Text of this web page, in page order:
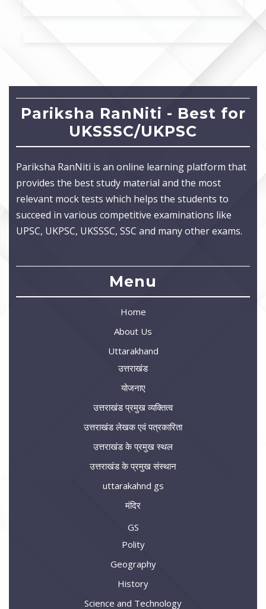
Pariksha RanNiti - Best for
UKSSSC/UKPSC
Pariksha RanNiti is an online learning platform that
provides the best study material and the most
relevant mock tests which helps the students to
succeed in various competitive examinations like
UPSC, UKPSC, UKSSSC, SSC and many other exams.
Menu
Home
About Us
Uttarakhand
उत्तराखंड
योजनाए
उत्तराखंड प्रमुख व्यक्तित्व
उत्तराखंड लेखक एवं पत्रकारिता
उत्तराखंड के प्रमुख स्थल
उत्तराखंड के प्रमुख संस्थान
uttarakahnd gs
मंदिर
GS
Polity
Geography
History
Science and Technology